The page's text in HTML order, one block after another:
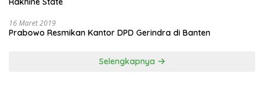
16 Maret 2019
Prabowo Resmikan Kantor DPD Gerindra di Banten
Selengkapnya